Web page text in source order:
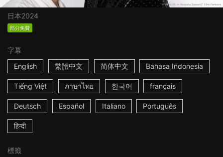
日本2024
部分免費
字幕
English
繁體中文 简体中文 Bahasa Indonesia
Tiếng Việt ภาษาไทย 한국어 français
Deutsch Español Italiano Português
हिन्दी
標籤